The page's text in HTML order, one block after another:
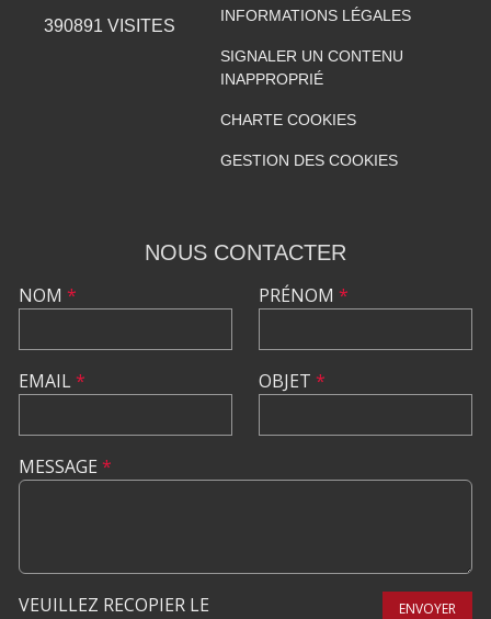
390891 VISITES
INFORMATIONS LÉGALES
SIGNALER UN CONTENU
INAPPROPRIÉ
CHARTE COOKIES
GESTION DES COOKIES
NOUS CONTACTER
NOM *
EMAIL*
PRÉNOM *
OBJET *
MESSAGE *
VEUILLEZ RECOPIER LE ENVOYER